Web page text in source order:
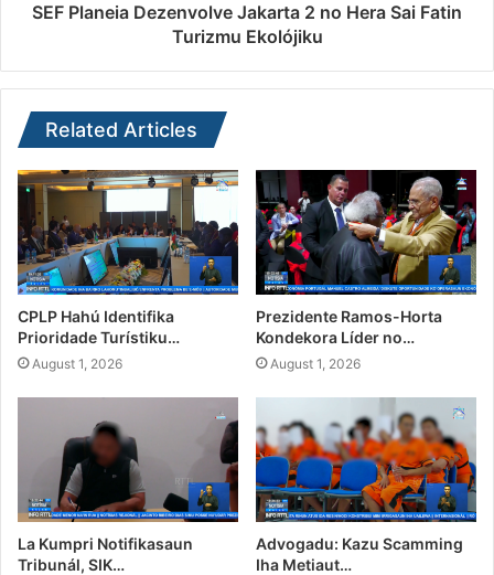
SEF Planeia Dezenvolve Jakarta 2 no Hera Sai Fatin
Turizmu Ekolójiku
Related Articles
CPLP Hahú Identifika
Prioridade Turístiku…
August 1, 2026
Prezidente Ramos-Horta
Kondekora Líder no…
August 1, 2026
La Kumpri Notifikasaun
Tribunál, SIK…
Advogadu: Kazu Scamming
Iha Metiaut…